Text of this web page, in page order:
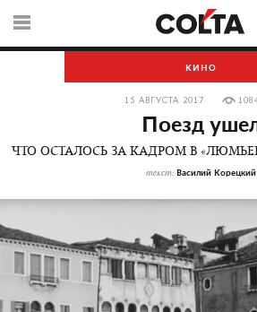
КИНО
15 АВГУСТА 2017
Поезд
ЧТО ОСТАЛОСЬ ЗА КАДРОМ В
текст: Василий Корецкий